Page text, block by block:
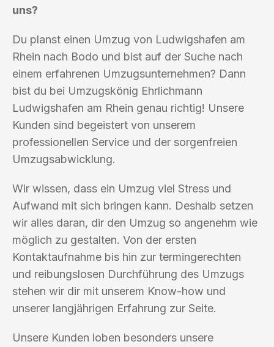
uns?
Du planst einen Umzug von Ludwigshafen am
Rhein nach Bodo und bist auf der Suche nach
einem erfahrenen Umzugsunternehmen? Dann
bist du bei Umzugskönig Ehrlichmann
Ludwigshafen am Rhein genau richtig! Unsere
Kunden sind begeistert von unserem
professionellen Service und der sorgenfreien
Umzugsabwicklung.
Wir wissen, dass ein Umzug viel Stress und
Aufwand mit sich bringen kann. Deshalb setzen
wir alles daran, dir den Umzug so angenehm wie
möglich zu gestalten. Von der ersten
Kontaktaufnahme bis hin zur termingerechten
und reibungslosen Durchführung des Umzugs
stehen wir dir mit unserem Know-how und
unserer langjährigen Erfahrung zur Seite.
Unsere Kunden loben besonders unsere